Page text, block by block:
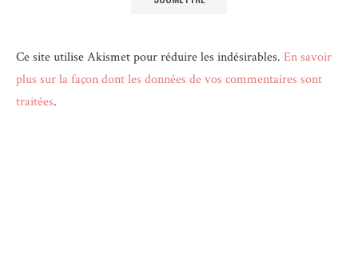
Ce site utilise Akismet pour réduire les indésirables. En savoir
plus sur la façon dont les données de vos commentaires sont
traitées.